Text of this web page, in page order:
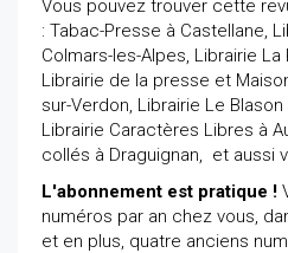
Vous pouvez trouver cette
: Tabac-Presse à Castellane,
Colmars-les-Alpes, Librairie La
Librairie de la presse et
sur-Verdon, Librairie Le Blason
Librairie Caractères Libres à
collés à Draguignan, et aussi
L'abonnement est pratique !
numéros par an chez vous,
et en plus, quatre anciens